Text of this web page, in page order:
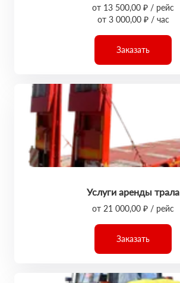
от 13 500,00 ₽ / рейс
от 3 000,00 ₽ / час
Заказать
Услуги аренды трала
от 21 000,00 ₽ / рейс
Заказать